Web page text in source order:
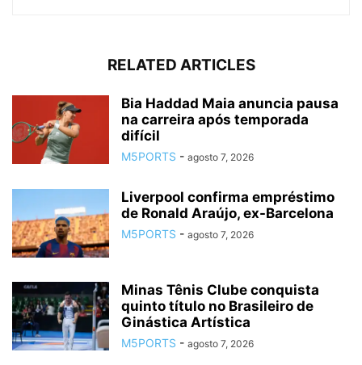
RELATED ARTICLES
Bia Haddad Maia anuncia pausa
na carreira após temporada
difícil
M5PORTS - agosto 7, 2026
Liverpool confirma empréstimo
de Ronald Araújo, ex-Barcelona
M5PORTS - agosto 7, 2026
Minas Tênis Clube conquista
quinto título no Brasileiro de
Ginástica Artística
M5PORTS - agosto 7, 2026